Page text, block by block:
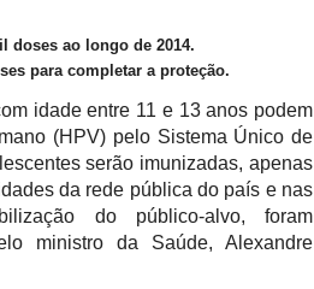
doses ao longo de 2014.
para completar a proteção.
idade entre 11 e 13 anos podem
(HPV) pelo Sistema Único de
serão imunizadas, apenas
da rede pública do país e nas
do público-alvo, foram
ministro da Saúde, Alexandre